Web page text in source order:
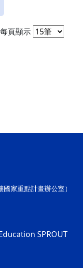
頁顯示
家重點計畫辦公室）
SPROUT